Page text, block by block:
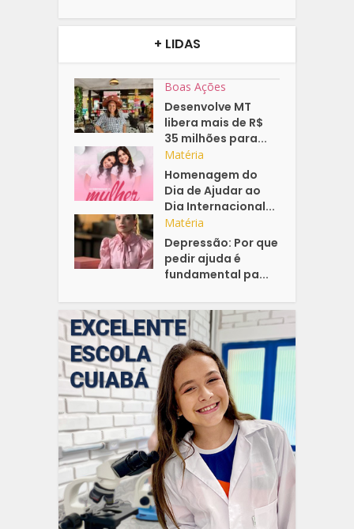
+ LIDAS
Boas Ações
Desenvolve MT
libera mais de R$
35 milhões para...
Matéria
Homenagem do
Dia de Ajudar ao
Dia Internacional...
Matéria
Depressão: Por que
pedir ajuda é
fundamental pa...